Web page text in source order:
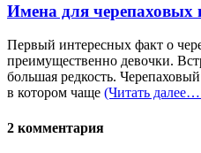
Имена для черепаховых
Первый интересных факт о
преимущественно девочки.
большая редкость.
в котором чаще (Читать
2 комментария